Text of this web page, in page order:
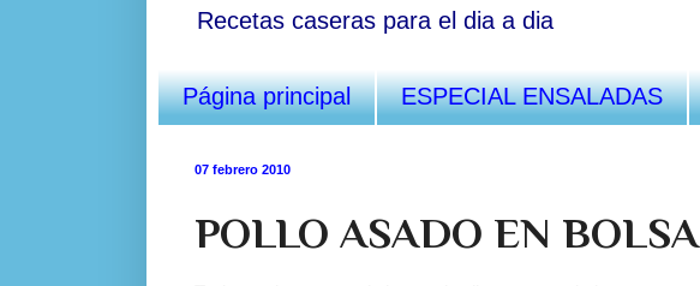
Recetas caseras para el dia a dia
Página principal ESPECIAL ENSALADAS
07 febrero 2010
POLLO ASADO EN BOLSA